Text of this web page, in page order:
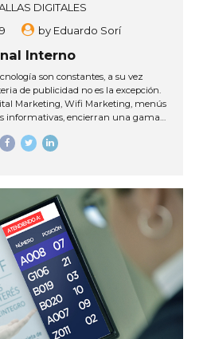
DIGITALES
by Eduardo Sorí
Interno
son constantes, a su vez
de publicidad no es la excepción.
Marketing, Wifi Marketing, menús
informativas, encierran una gama
el usuario. Por estas razón, a los
el bajo consumo energético hacen
de pauta se mucho...